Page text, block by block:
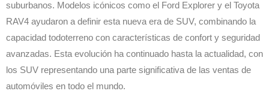
suburbanos. Modelos icónicos como el Ford Explorer y el Toyota
RAV4 ayudaron a definir esta nueva era de SUV, combinando la
capacidad todoterreno con características de confort y seguridad
avanzadas. Esta evolución ha continuado hasta la actualidad, con
los SUV representando una parte significativa de las ventas de
automóviles en todo el mundo.